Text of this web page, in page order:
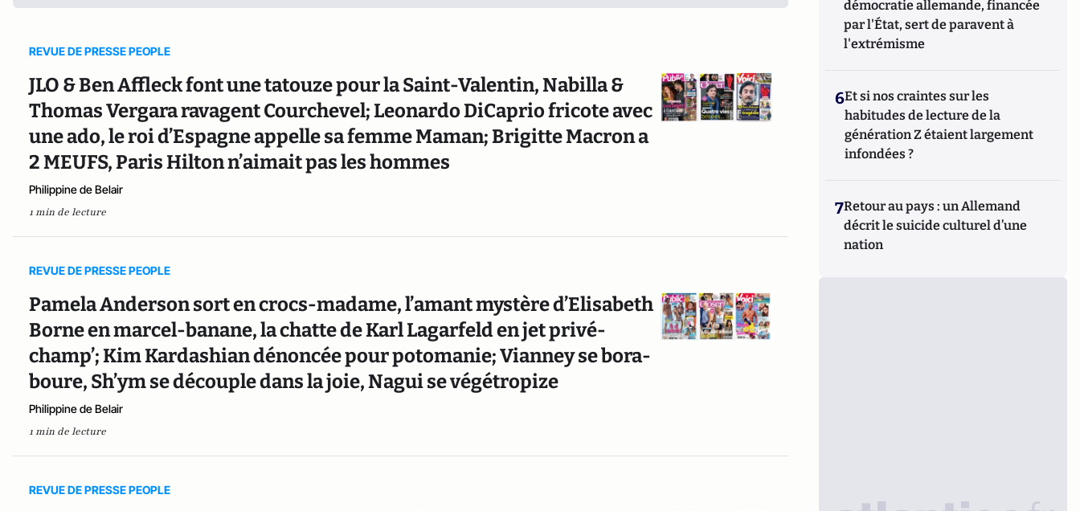
REVUE DE PRESSE PEOPLE
JLO & Ben Affleck font une tatouze pour la Saint-Valentin, Nabilla &
Thomas Vergara ravagent Courchevel; Leonardo DiCaprio fricote avec
une ado, le roi d’Espagne appelle sa femme Maman; Brigitte Macron a
2 MEUFS, Paris Hilton n’aimait pas les hommes
Philippine de Belair
1 min de lecture
REVUE DE PRESSE PEOPLE
Pamela Anderson sort en crocs-madame, l’amant mystère d’Elisabeth
Borne en marcel-banane, la chatte de Karl Lagarfeld en jet privé-
champ’; Kim Kardashian dénoncée pour potomanie; Vianney se bora-
boure, Sh’ym se découple dans la joie, Nagui se végétropize
Philippine de Belair
1 min de lecture
REVUE DE PRESSE PEOPLE
démocratie allemande, financée
par l'État, sert de paravent à
l'extrémisme
6Et si nos craintes sur les
habitudes de lecture de la
génération Z étaient largement
infondées ?
7Retour au pays : un Allemand
décrit le suicide culturel d’une
nation